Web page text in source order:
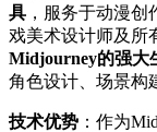
具 ，服务于动漫
戏美术设计师及所
Midjourney的强大
角色设计、场景构
技术优势 ：作为